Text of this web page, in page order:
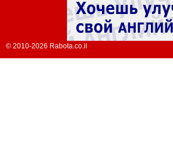
© 2010-2026 Rabota.co.il